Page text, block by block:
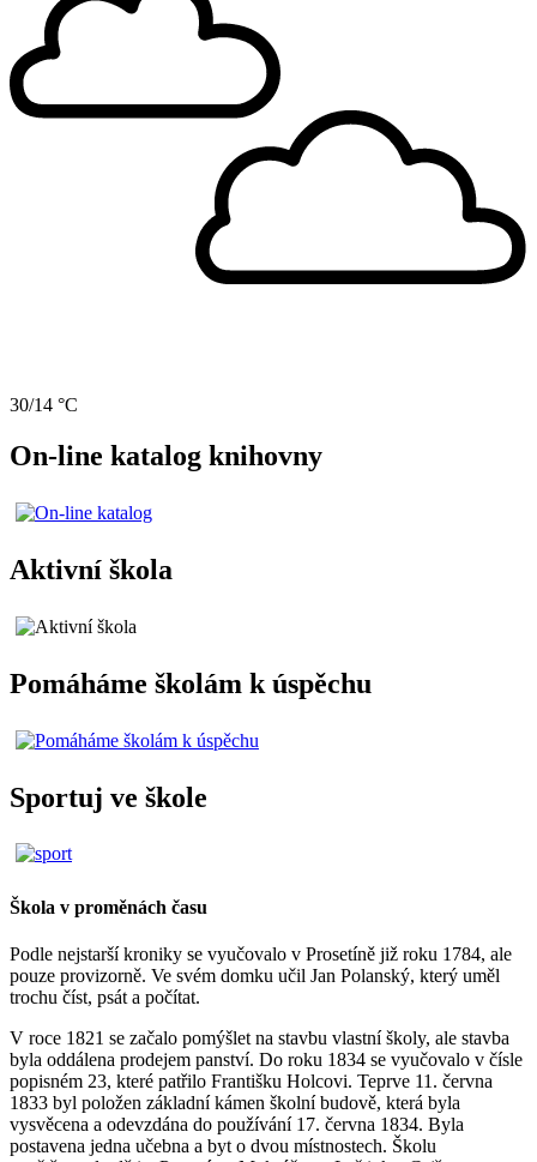
30/14 °C
On-line katalog knihovny
Aktivní škola
Pomáháme školám k úspěchu
Sportuj ve škole
Škola v proměnách času
Podle nejstarší kroniky se vyučovalo v Prosetíně již roku 1784, ale
pouze provizorně. Ve svém domku učil Jan Polanský, který uměl
trochu číst, psát a počítat.
V roce 1821 se začalo pomýšlet na stavbu vlastní školy, ale stavba
byla oddálena prodejem panství. Do roku 1834 se vyučovalo v čísle
popisném 23, které patřilo Františku Holcovi. Teprve 11. června
1833 byl položen základní kámen školní budově, která byla
vysvěcena a odevzdána do používání 17. června 1834. Byla
postavena jedna učebna a byt o dvou místnostech. Školu